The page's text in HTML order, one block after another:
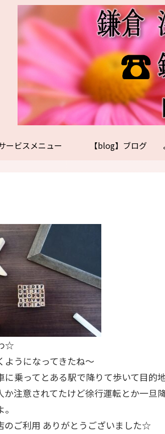
ービスメニュー 【blog】ブログ
☆
ようになってきたね〜
に乗ってとある駅で降りて歩いて目
か注意されてたけど徐行運転とか一
のご利用 ありがとうございました☆